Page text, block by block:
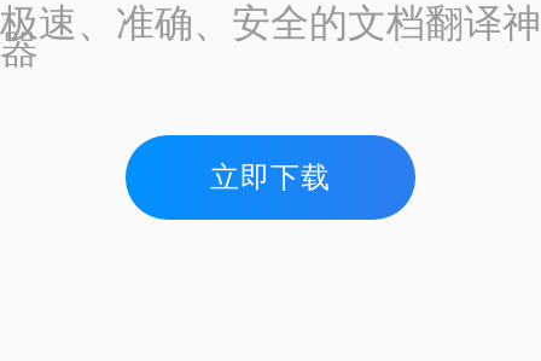
极速、准确、安全的文档翻译神
器
立即下载